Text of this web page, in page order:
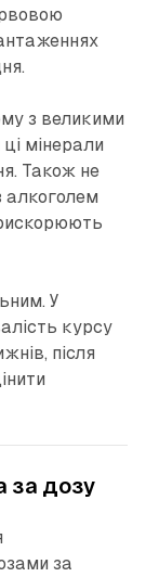
з великими
мінерали
Також не
алкоголем
У
курсу
після
за дозу
за